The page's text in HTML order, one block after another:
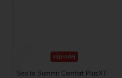
výprodej
Sea to Summit Comfort PlusXT